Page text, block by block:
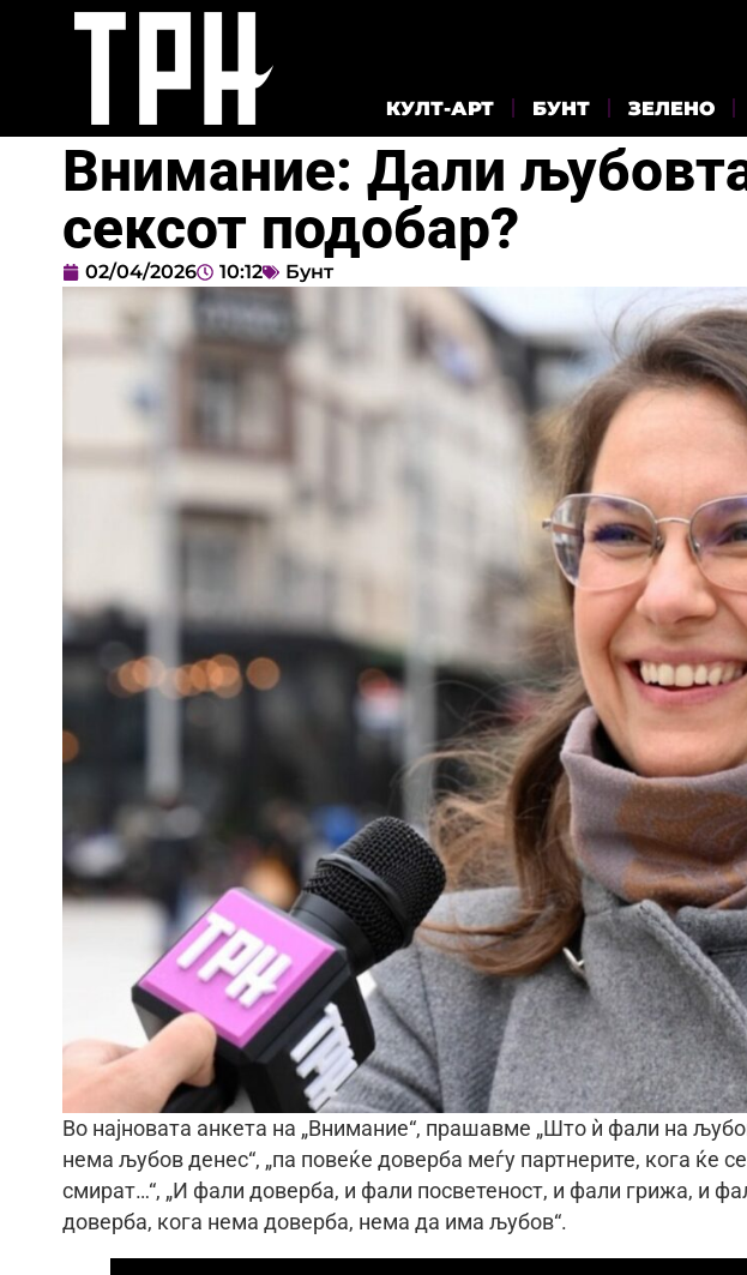
КУЛТ-АРТ БУНТ ЗЕЛЕНО
Внимание: Дали
сексот подобар?
02/04/2026 10:12 Бунт
Во најновата анкета на „Внимание“, прашавме „Што ѝ фали на
нема љубов денес“, „па повеќе доверба меѓу партнерите, кога ќе
смират…“, „И фали доверба, и фали посветеност, и фали грижа, и
доверба, кога нема доверба, нема да има љубов“.